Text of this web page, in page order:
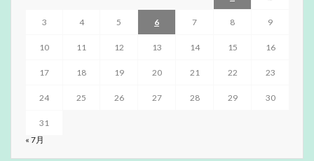
3 4 5 6 7 8 9
10 11 12 13 14 15 16
17 18 19 20 21 22 23
24 25 26 27 28 29 30
31
« 7月